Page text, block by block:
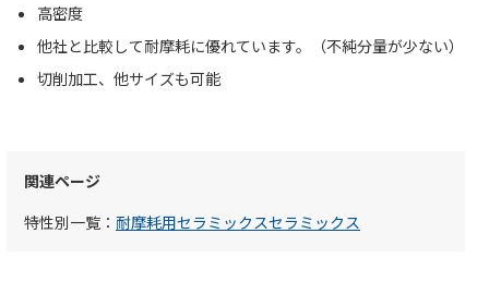
高密度
他社と比較して耐摩耗に優れています。（不純分量が少ない）
切削加工、他サイズも可能
関連ページ
特性別一覧： 耐摩耗用セラミックスセラミックス